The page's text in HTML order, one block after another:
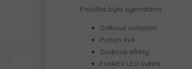
Položka byla vyprodána…
Dálkové ovládání
Pohon 4x4
Zvukové efekty
Funkční LED světla